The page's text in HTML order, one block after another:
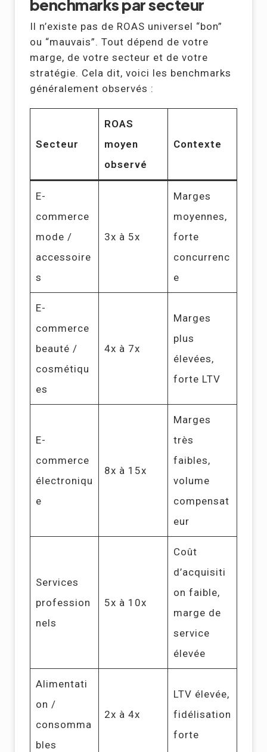
benchmarks par secteur
Il n’existe pas de ROAS universel “bon”
ou “mauvais”. Tout dépend de votre
marge, de votre secteur et de votre
stratégie. Cela dit, voici les benchmarks
généralement observés :
Secteur
ROAS
moyen
observé
Contexte
E-
commerce
mode /
accessoire
s
3x à 5x
Marges
moyennes,
forte
concurrenc
e
E-
commerce
beauté /
cosmétiqu
es
4x à 7x
Marges
plus
élevées,
forte LTV
E-
commerce
électroniqu
e
8x à 15x
Marges
très
faibles,
volume
compensat
eur
Services
profession
nels
5x à 10x
Coût
d’acquisiti
on faible,
marge de
service
élevée
Alimentati
on /
consomma
bles
2x à 4x
LTV élevée,
fidélisation
forte